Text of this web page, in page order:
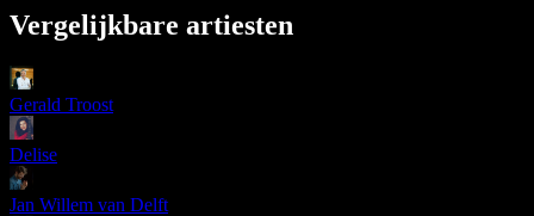
Vergelijkbare artiesten
Gerald Troost
Delise
Jan Willem van Delft